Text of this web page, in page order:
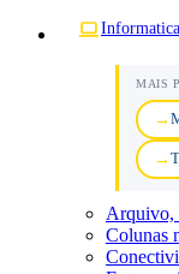
Informatica
MAIS
Arquivo,
Colunas